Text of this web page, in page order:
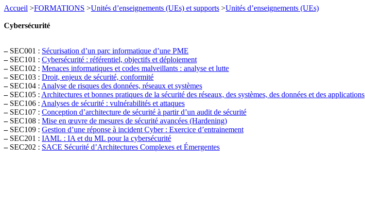
Accueil >FORMATIONS >Unités d’enseignements (UEs) et supports >Unités d’enseignements (UEs)
Cybersécurité
–SEC001 : Sécurisation d’un parc informatique d’une PME
–SEC101 : Cybersécurité : référentiel, objectifs et déploiement
–SEC102 : Menaces informatiques et codes malveillants : analyse et lutte
–SEC103 : Droit, enjeux de sécurité, conformité
–SEC104 : Analyse de risques des données, réseaux et systèmes
–SEC105 : Architectures et bonnes pratiques de la sécurité des réseaux, des systèmes, des données et des applications
–SEC106 : Analyses de sécurité : vulnérabilités et attaques
–SEC107 : Conception d’architecture de sécurité à partir d’un audit de sécurité
–SEC108 : Mise en œuvre de mesures de sécurité avancées (Hardening)
–SEC109 : Gestion d’une réponse à incident Cyber : Exercice d’entrainement
–SEC201 : IAML : IA et du ML pour la cybersécurité
–SEC202 : SACE Sécurité d’Architectures Complexes et Émergentes